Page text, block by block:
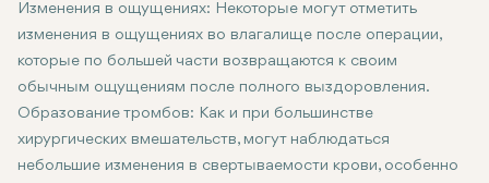
Изменения в ощущениях: Некоторые могут отметить
изменения в ощущениях во влагалище после операции,
которые по большей части возвращаются к своим
обычным ощущениям после полного выздоровления.
Образование тромбов: Как и при большинстве
хирургических вмешательств, могут наблюдаться
небольшие изменения в свертываемости крови, особенно